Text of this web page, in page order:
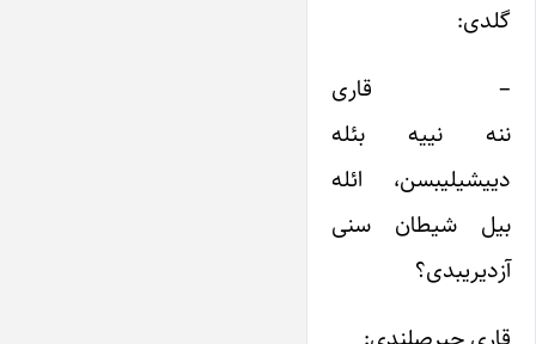
گلدی:
– قاری
ننه نییه بئله
دییشیلیبسن، ائله
بیل شیطان سنی
آزدیریبدی؟